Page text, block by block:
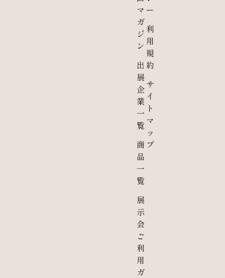
マ
ガ
ジ
ン
出
展
企
業
一
覧
商
品
一
覧
展
示
会
ご
利
用
ガ
ー
利
用
規
約
サ
イ
ト
マ
ッ
プ